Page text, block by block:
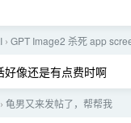
› GPT Image2 杀死 app
像还是有点费时啊
› 龟男又来发帖了，帮帮我